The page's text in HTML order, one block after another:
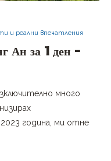
и реални впечатления
Ан за 1 ден –
много
година, ми отне